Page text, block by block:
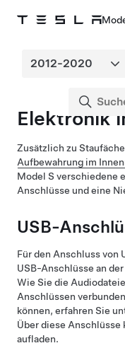
Elektronik
Zusätzlich zu
Aufbewahrung im
Model S verschiedene
Anschlüsse und eine
USB-
Für den Anschluss von
USB-Anschlüsse an
Wie Sie die
Anschlüssen
können, erfahren Sie
Über diese Anschlüsse
aufladen.